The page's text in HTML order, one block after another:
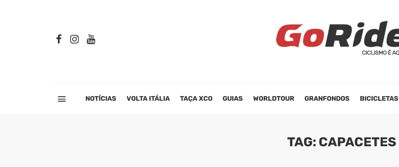
NOTÍCIAS VOLTA ITÁLIA TAÇA XCO GUIAS WORLDTOUR GRANFONDOS BICICLETAS
TAG: CAPACETES